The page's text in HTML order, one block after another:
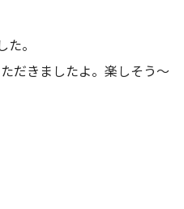
。
だきましたよ。楽しそう～